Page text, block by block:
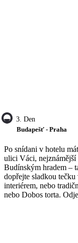
3. Den
Budapešť - Praha
Po snídani v hotelu
ulici Váci, nejznámější
Budínským hradem –
dopřejte sladkou
interiérem, nebo
nebo Dobos torta.